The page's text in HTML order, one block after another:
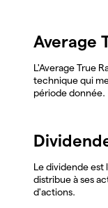
Average
L'Average True
technique qui
période donnée.
Le dividende est
distribue à ses
d'actions.